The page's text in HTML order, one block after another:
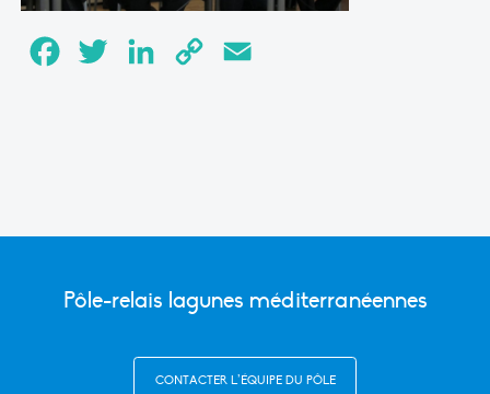
FacebookTwitter LinkedInCopy
Pôle-relais lagunes méditerranéennes
CONTACTER L’ÉQUIPE DU PÔLE